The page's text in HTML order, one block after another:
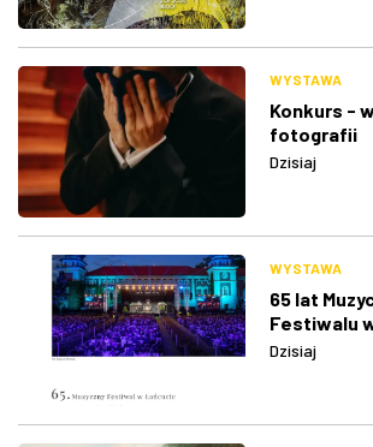
WYSTAWA
Konkurs -
fotografii
Dzisiaj
WYSTAWA
65 lat
Festiwalu
Dzisiaj